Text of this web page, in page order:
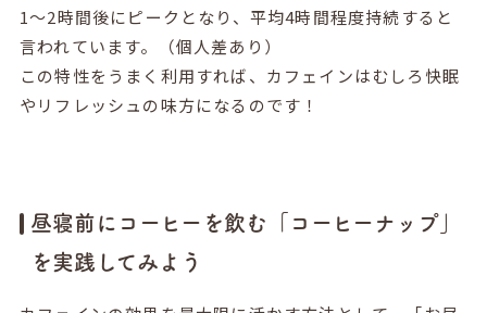
1〜2時間後にピークとなり、平均4時間程度持続すると
言われています。（個人差あり）
この特性をうまく利用すれば、カフェインはむしろ快眠
やリフレッシュの味方になるのです！
昼寝前にコーヒーを飲む「コーヒーナップ」
を実践してみよう